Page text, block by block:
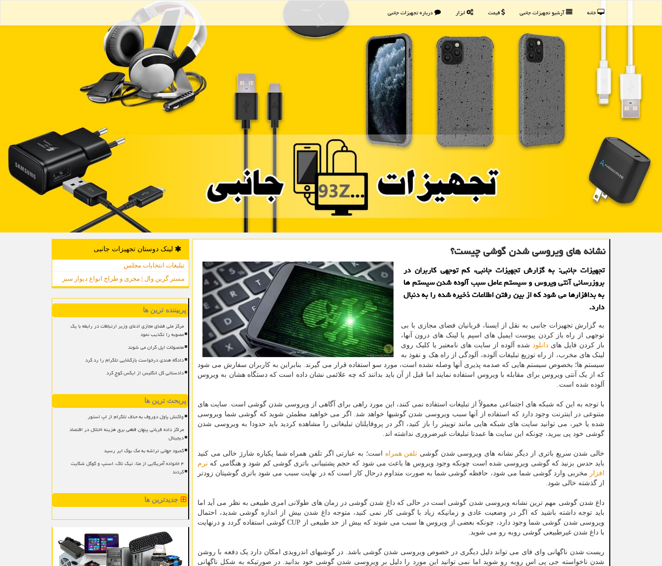
خانه آرشیو تجهیزات جانبی قیمت ابزار درباره تجهیزات جانبی
نشانه های ویروسی شدن گوشی چیست؟
تجهیزات جانبی: به گزارش تجهیزات جانبی، کم توجهی کاربران در
بروزرسانی آنتی ویروس و سیستم عامل سبب آلوده شدن سیستم ها
به بدافزارها می شود که از بین رفتن اطلاعات ذخیره شده را به دنبال
دارد.
به گزارش تجهیزات جانبی به نقل از ایسنا، قربانیان فضای مجازی با بی
توجهی از راه باز کردن پیوست ایمیل های اسپم یا لینک های درون آنها،
باز کردن فایل های دانلود شده آلوده از سایت های نامعتبر یا کلیک روی
لینک های مخرب، از راه توزیع تبلیغات آلوده، آلودگی از راه هک و نفوذ به
سیستم ها؛ بخصوص سیستم هایی که صدمه پذیری آنها وصله نشده است، مورد سو استفاده قرار می گیرند. بنابراین به کاربران سفارش می شود
که از یک آنتی ویروس برای مقابله با ویروس استفاده نمایند اما قبل از آن باید بدانند که چه علائمی نشان داده است که دستگاه هشان به ویروس
آلوده شده است.
با توجه به این که شبکه های اجتماعی معمولاً از تبلیغات استفاده نمی کنند، این مورد راهی برای آگاهی از ویروسی شدن گوشی است. سایت های
متنوعی در اینترنت وجود دارد که استفاده از آنها سبب ویروسی شدن گوشیها خواهد شد. اگر می خواهید مطمئن شوید که گوشی شما ویروسی
شده یا خیر، می توانید سایت های شبکه هایی مانند توییتر را باز کنید، اگر در پروفایلتان تبلیغاتی را مشاهده کردید باید حدودا به ویروسی شدن
گوشی خود پی ببرید، چونکه این سایت ها عمدتا تبلیغات غیرضروری نداشته اند.
خالی شدن سریع باتری از دیگر نشانه های ویروسی شدن گوشی تلفن همراه است؛ به عبارتی اگر تلفن همراه شما یکباره شارژ خالی می کنید
باید حدس بزنید که گوشی ویروسی شده است چونکه وجود ویروس ها باعث می شود که حجم پشتیبانی باتری گوشی کم شود و هنگامی که نرم
افزار مخربی وارد گوشی شما می شود، حافظه گوشی شما به صورت متداوم درحال کار است که در نهایت سبب می شود باتری گوشیتان زودتر
از گذشته خالی شود.
داغ شدن گوشی مهم ترین نشانه ویروسی شدن گوشی است در حالی که داغ شدن گوشی در زمان های طولانی امری طبیعی به نظر می آید اما
باید توجه داشته باشید که اگر در وضعیت عادی و زمانیکه زیاد با گوشی کار نمی کنید، متوجه داغ شدن بیش از اندازه گوشی شدید، احتمال
ویروسی شدن گوشی شما وجود دارد، چونکه بعضی از ویروس ها سبب می شوند که بیش از حد طبیعی از CUP گوشی استفاده گردد و درنهایت
با داغ شدن غیرطبیعی گوشی روبه رو می شوید.
ریست شدن ناگهانی وای فای می تواند دلیل دیگری در خصوص ویروسی شدن گوشی باشد. در گوشیهای اندرویدی امکان دارد یک دفعه با روشن
شدن ناخواسته جی پی اس روبه رو شوید اما نمی توانید این مورد را دلیل بر ویروسی شدن گوشی خود بدانید. در صورتیکه به شکل ناگهانی
لینک دوستان تجهیزات جانبی
تبلیغات انتخابات مجلس
مستر گرین وال | مجری و طراح انواع دیوار سبز
پربیننده ترین ها
مرکز ملی فضای مجازی ادعای وزیر ارتباطات در رابطه با یک
مصوبه را تکذیب نمود
محصولات اپل گران می شوند
دادگاه هندی درخواست بازگشایی تلگرام را رد کرد
دادستانی کل انگلیس از ایکس کوچ کرد
پربحث ترین ها
واکنش پاول دوروف به حذف تلگرام از اپ استور
مراکز داده قربانی پنهان قطعی برق هزینه اختلال در اقتصاد
دیجیتال
کمبود جهانی تراشه به مک بوک ایر رسید
۴ خانواده آمریکایی از متا، تیک تاک، اسنپ و گوگل شکایت
کردند
جدیدترین ها